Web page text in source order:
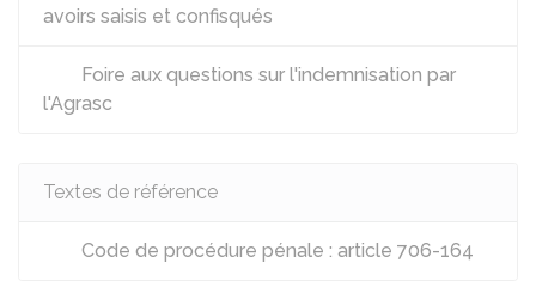
avoirs saisis et confisqués
Foire aux questions sur l'indemnisation par
l'Agrasc
Textes de référence
Code de procédure pénale : article 706-164